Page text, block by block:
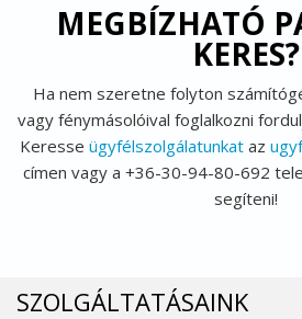
MEGBÍZHATÓ
KERES?
Ha nem szeretne folyton
vagy fénymásolóival foglalkozni
Keresse ügyfélszolgálatunkataz
címen vagy a +36-30-94-80-692
segíteni!
SZOLGÁLTATÁSAINK